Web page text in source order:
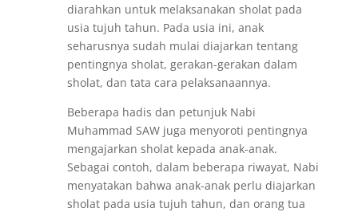
diarahkan untuk melaksanakan sholat pada
usia tujuh tahun. Pada usia ini, anak
seharusnya sudah mulai diajarkan tentang
pentingnya sholat, gerakan-gerakan dalam
sholat, dan tata cara pelaksanaannya.
Beberapa hadis dan petunjuk Nabi
Muhammad SAW juga menyoroti pentingnya
mengajarkan sholat kepada anak-anak.
Sebagai contoh, dalam beberapa riwayat, Nabi
menyatakan bahwa anak-anak perlu diajarkan
sholat pada usia tujuh tahun, dan orang tua